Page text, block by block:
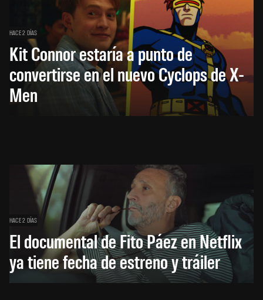
HACE 2 DÍAS
Kit Connor estaría a punto de
convertirse en el nuevo Cyclops de X-
Men
HACE 2 DÍAS
El documental de Fito Páez en Netflix
ya tiene fecha de estreno y tráiler